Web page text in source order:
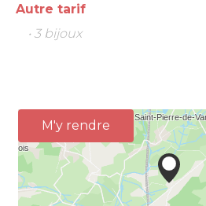
Autre tarif
• 3 bijoux
M'y rendre